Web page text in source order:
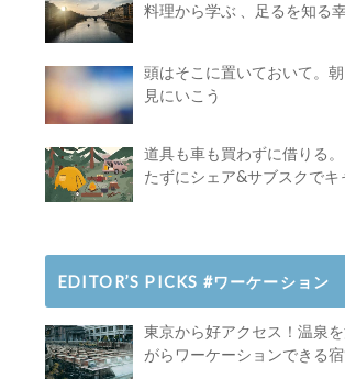
料理から学ぶ 、足るを知る
頭はそこに置いておいて。
見にいこう
道具も車も買わずに借りる
たずにシェア&サブスクでキ
EDITOR’S PICKS #ワーケーション
東京から好アクセス！温泉
がらワーケーションできる